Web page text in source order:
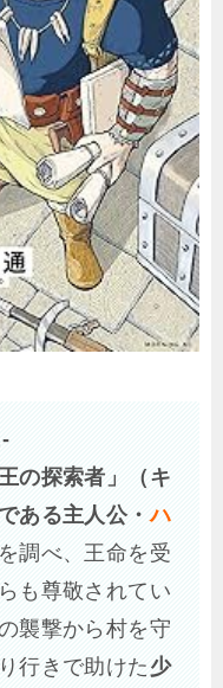
王の探索者」（キ
ある主人公・ハ
調べ、王命を受
も尊敬されてい
襲撃から村を守
行きで助けた少